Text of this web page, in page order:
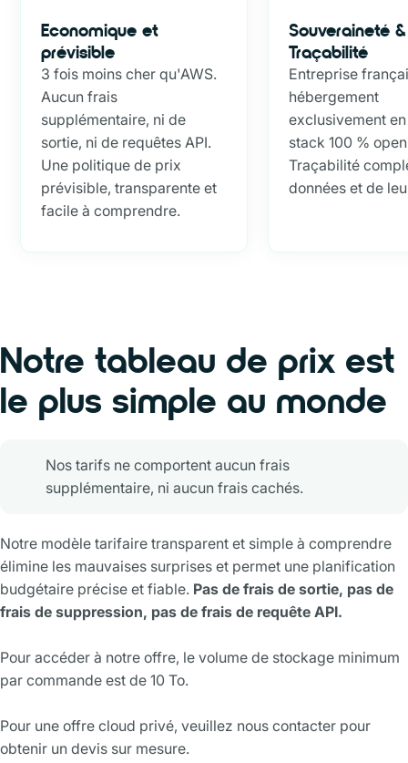
Economique et
prévisible
3 fois moins cher qu'AWS.
Aucun frais
supplémentaire, ni de
sortie, ni de requêtes API.
Une politique de prix
prévisible, transparente et
facile à comprendre.
Souveraineté &
Traçabilité
Entreprise
hébergement
exclusivement
stack 100 %
Traçabilité
données et de
Notre tableau de prix est
le plus simple au monde
Nos tarifs ne comportent aucun frais
supplémentaire, ni aucun frais cachés.
Notre modèle tarifaire transparent et simple à comprendre
élimine les mauvaises surprises et permet une planification
budgétaire précise et fiable. Pas de frais de sortie, pas de
frais de suppression, pas de frais de requête API.
Pour accéder à notre offre, le volume de stockage minimum
par commande est de 10 To.
Pour une offre cloud privé, veuillez nous contacter pour
obtenir un devis sur mesure.